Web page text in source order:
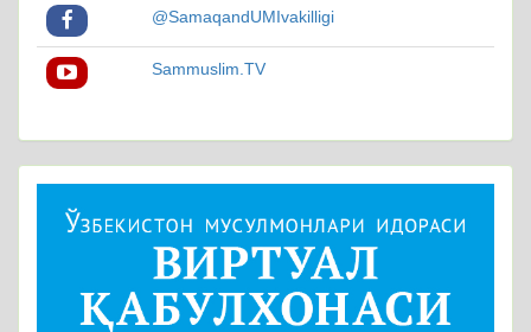
@SamaqandUMIvakilligi
Sammuslim.TV